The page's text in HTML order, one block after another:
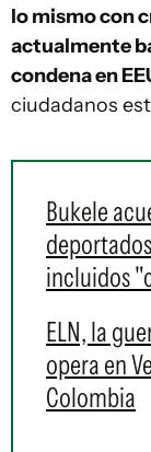
lo mismo con
actualmente
condena en
ciudadanos
Bukele
incluidos
ELN, la
opera en
Colombia